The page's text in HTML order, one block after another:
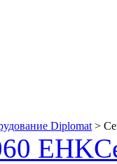
Diplomat >
EHK